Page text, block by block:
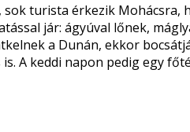
turista érkezik Mohácsra,
jár: ágyúval lőnek,
a Dunán, ekkor
A keddi napon pedig egy